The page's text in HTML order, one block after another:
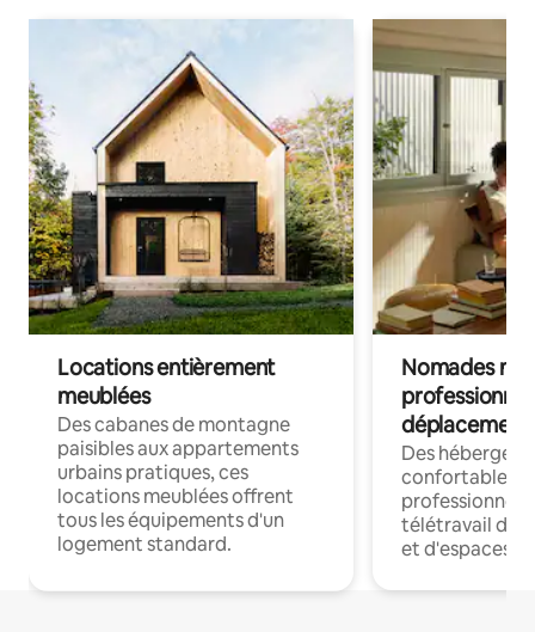
Locations entièrement
meublées
Des cabanes de montagne
paisibles aux appartements
urbains pratiques, ces
locations meublées offrent
tous les équipements d'un
logement standard.
Nomades
déplacement
Des
confortables
professionnels
télétravail
et d'espaces